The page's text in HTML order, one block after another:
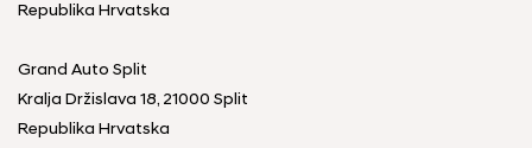
Republika Hrvatska
Grand Auto Split
Kralja Držislava 18, 21000 Split
Republika Hrvatska